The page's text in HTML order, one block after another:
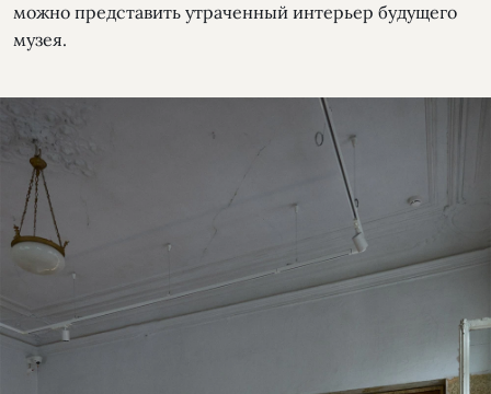
можно представить утраченный интерьер будущего
музея.